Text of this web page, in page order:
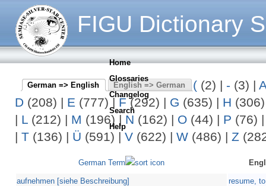
FIGU Dictionary
Home
Glossaries
Changelog
Search
Help
German => English English => German ((2) | - (3) | A
D(208) | E(777) | F (292) | G (635) | H
| L(212) | M (196) | N (162) | O(44) | P (76)
| T(136) | Ü (591) | V(622) | W(486) | Z
German Term
aufnehmen [siehe Beschreibung]
resume, to